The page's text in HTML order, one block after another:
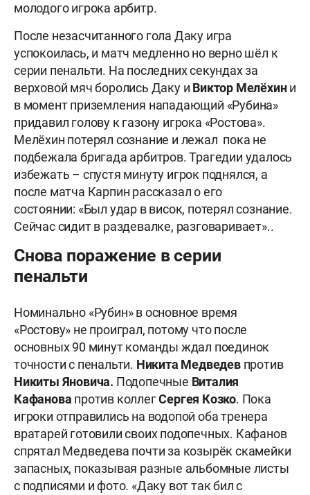
молодого игрока арбитр.
После незасчитанного гола Даку игра
успокоилась, и матч медленно но верно шёл к
серии пенальти. На последних секундах за
верховой мяч боролись Даку и Виктор Мелёхини
в момент приземления нападающий «Рубина»
придавил голову к газону игрока «Ростова».
Мелёхин потерял сознание и лежал пока не
подбежала бригада арбитров. Трагедии удалось
избежать – спустя минуту игрок поднялся, а
после матча Карпин рассказал о его
состоянии: «Был удар в висок, потерял сознание.
Сейчас сидит в раздевалке, разговаривает»..
Снова поражение в серии
пенальти
Номинально «Рубин» в основное время
«Ростову» не проиграл, потому что после
основных 90 минут команды ждал поединок
точности с пенальти. Никита Медведев против
Никиты Яновича. Подопечные Виталия
Кафанова против коллегСергея Козко. Пока
игроки отправились на водопой оба тренера
вратарей готовили своих подопечных. Кафанов
спрятал Медведева почти за козырёк скамейки
запасных, показывая разные альбомные листы
с подписями и фото. «Даку вот так бил с